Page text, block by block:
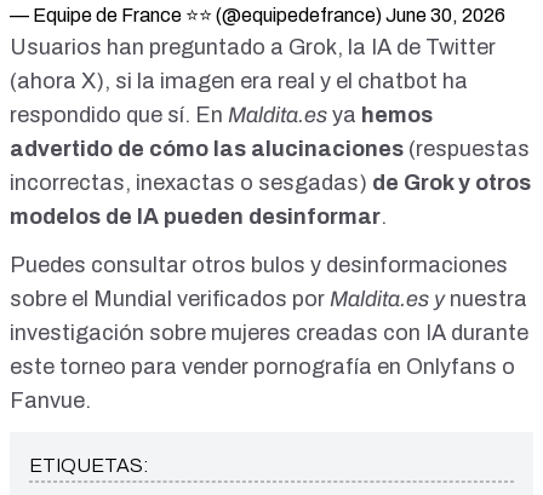
— Equipe de France ⭐⭐ (@equipedefrance)June 30, 2026
Usuarios han preguntado a Grok, la IA de Twitter
(ahora X), si la imagen era real y el chatbot ha
respondido que sí. En Maldita.es ya hemos
advertido de cómo las alucinaciones (respuestas
incorrectas, inexactas o sesgadas) de Grok y otros
modelos de IA pueden desinformar.
Puedes consultar otros bulos y desinformaciones
sobre el Mundial verificados por Maldita.es y nuestra
investigación sobre mujeres creadas con IA durante
este torneo para vender pornografía en Onlyfans o
Fanvue.
ETIQUETAS: